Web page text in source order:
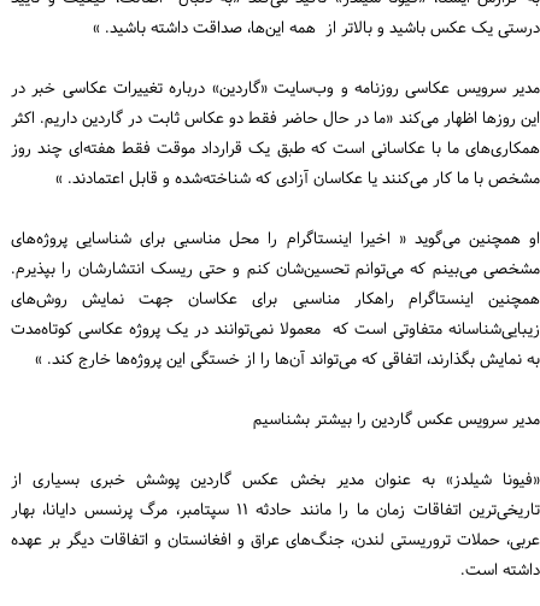
درستی یک عکس باشید و بالاتر از همه این‌ها، صداقت داشته باشید. »
مدیر سرویس عکاسی روزنامه و وب‌سایت «گاردین» درباره تغییرات عکاسی خبر در
این روزها اظهار می‌کند «ما در حال حاضر فقط دو عکاس ثابت در گاردین داریم. اکثر
همکاری‌های ما با عکاسانی است که طبق یک قرارداد موقت فقط هفته‌ای چند روز
مشخص با ما کار می‌کنند یا عکاسان آزادی که شناخته‌شده و قابل اعتمادند. »
او همچنین می‌گوید « اخیرا اینستاگرام را محل مناسبی برای شناسایی پروژه‌های
مشخصی می‌بینم که می‌توانم تحسین‌شان کنم و حتی ریسک انتشارشان را بپذیرم.
همچنین اینستاگرام راهکار مناسبی برای عکاسان جهت نمایش روش‌های
زیبایی‌شناسانه متفاوتی است که معمولا نمی‌توانند در یک پروژه عکاسی کوتاه‌مدت
به نمایش بگذارند، اتفاقی که می‌تواند آن‌ها را از خستگی این پروژه‌ها خارج کند. »
مدیر سرویس عکس گاردین را بیشتر بشناسیم
«فیونا شیلدز» به عنوان مدیر بخش عکس گاردین پوشش خبری بسیاری از
تاریخی‌ترین اتفاقات زمان ما را مانند حادثه ۱۱ سپتامبر، مرگ پرنسس دایانا، بهار
عربی، حملات تروریستی لندن، جنگ‌های عراق و افغانستان و اتفاقات دیگر بر عهده
داشته است.